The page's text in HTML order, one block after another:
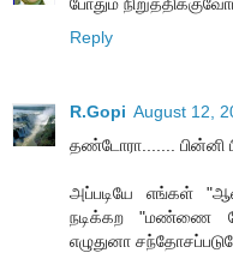
Reply
R.Gopi August 12,
தண்டோரா....... பின்னி
அப்படியே எங்கள்
நடிக்கற "மண்ணை
எழுதுனா